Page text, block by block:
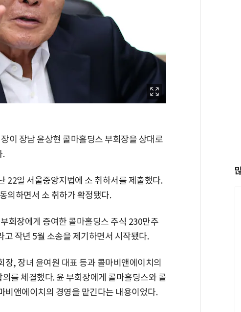
이 장남 윤상현 콜마홀딩스 부회장을 상대로
.
22일 서울중앙지법에 소 취하서를 제출했다.
의하면서 소 취하가 확정됐다.
회장에게 증여한 콜마홀딩스 주식 230만주
작년 5월 소송을 제기하면서 시작됐다.
, 장녀 윤여원 대표 등과 콜마비앤에이치의
를 체결했다. 윤 부회장에게 콜마홀딩스와 콜
비앤에이치의 경영을 맡긴다는 내용이었다.